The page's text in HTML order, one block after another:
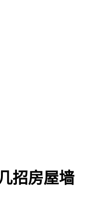
招房屋墙